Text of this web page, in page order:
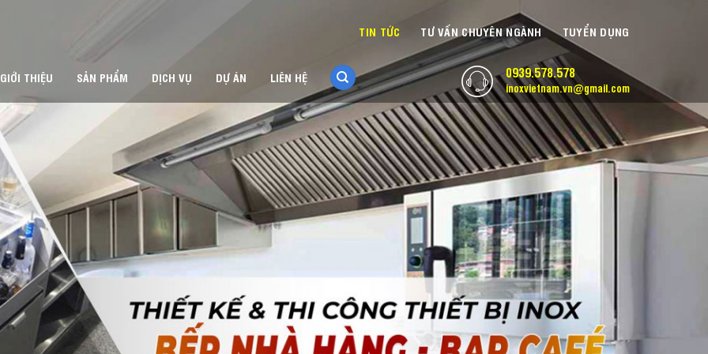
GIỚI THIỆU SẢN PHẨM DỊCH VỤ DỰ ÁN LIÊN HỆ 0939.578.578
inoxvietnam.vn@gmail.com
TIN TỨC TƯ VẤN CHUYÊN NGÀNH TUYỂN DỤNG